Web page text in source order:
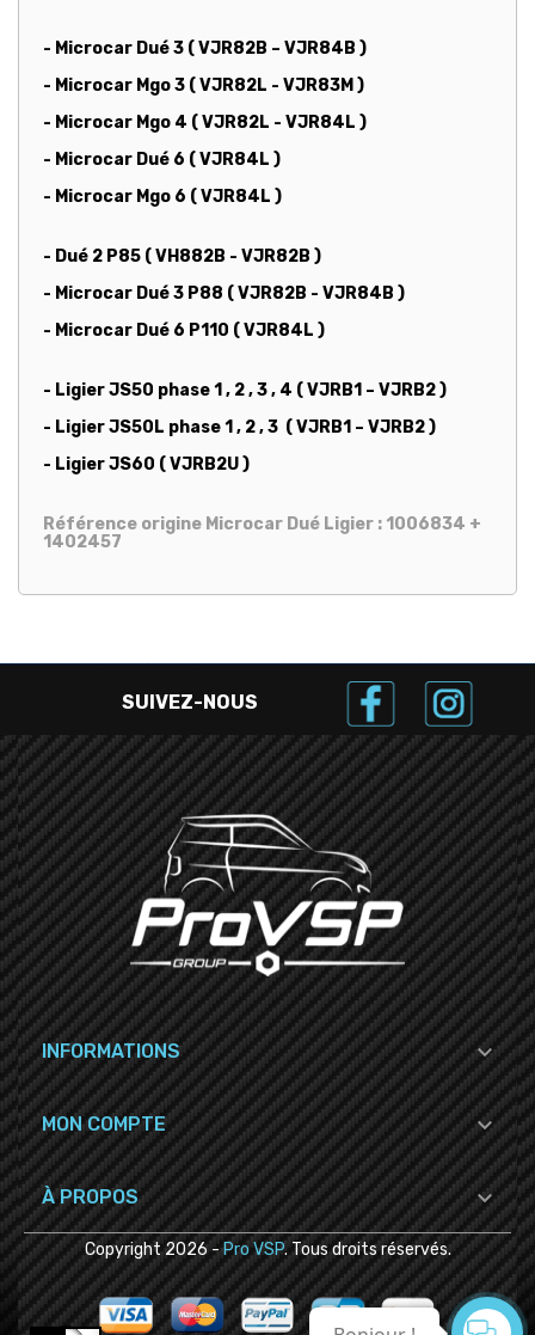
- Microcar Dué 3 ( VJR82B – VJR84B )
- Microcar Mgo 3 ( VJR82L - VJR83M )
- Microcar Mgo 4 ( VJR82L - VJR84L )
- Microcar Dué 6 ( VJR84L )
- Microcar Mgo 6 ( VJR84L )
- Dué 2 P85 ( VH882B - VJR82B )
- Microcar Dué 3 P88 ( VJR82B - VJR84B )
- Microcar Dué 6 P110 ( VJR84L )
- Ligier JS50 phase 1 , 2 , 3 , 4 ( VJRB1 – VJRB2 )
- Ligier JS50L phase 1 , 2 , 3 ( VJRB1 – VJRB2 )
- Ligier JS60 ( VJRB2U )
Référence origine Microcar Dué Ligier : 1006834 +
1402457
SUIVEZ-NOUS
INFORMATIONS 
MON COMPTE 
À PROPOS 
Copyright2026-Pro VSP. Tous droits réservés.